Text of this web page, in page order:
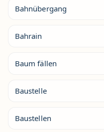
Bahnübergang
Bahrain
Baum fällen
Baustelle
Baustellen